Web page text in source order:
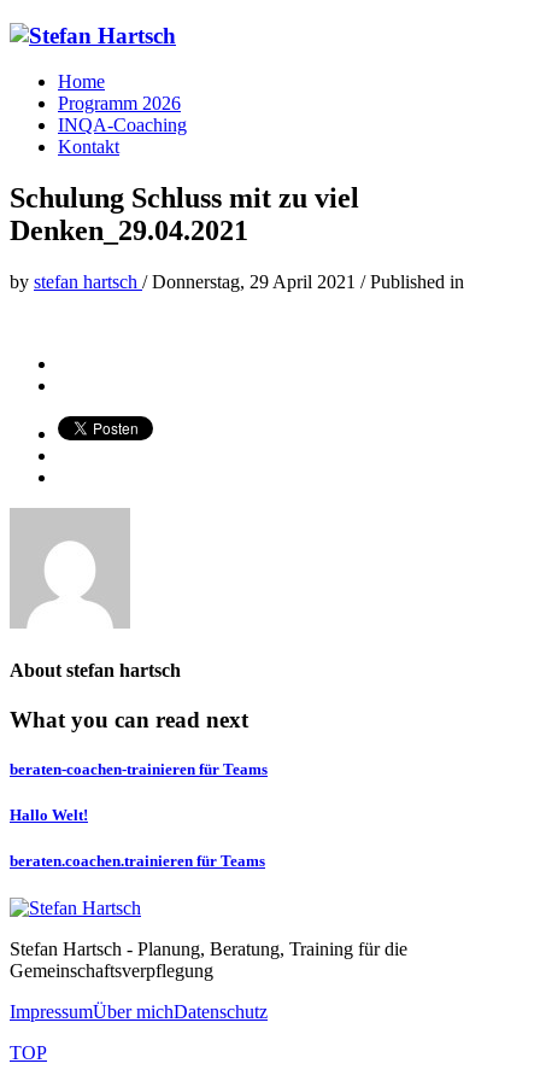
Home
Programm 2026
INQA-Coaching
Kontakt
Schulung Schluss mit zu viel
Denken_29.04.2021
by stefan hartsch /Donnerstag, 29 April 2021 /Published in
About stefan hartsch
What you can read next
beraten-coachen-trainieren für Teams
Hallo Welt!
beraten.coachen.trainieren für Teams
Stefan Hartsch - Planung, Beratung, Training für die
Gemeinschaftsverpflegung
ImpressumÜber michDatenschutz
TOP